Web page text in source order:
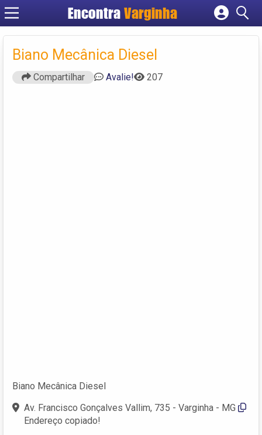
EncontraVarginha
Cadastrar empresa
Criar conta
Biano Mecânica Diesel
Compartilhar Avalie! 207
Biano Mecânica Diesel
Av. Francisco Gonçalves Vallim, 735 - Varginha - MG
Endereço copiado!